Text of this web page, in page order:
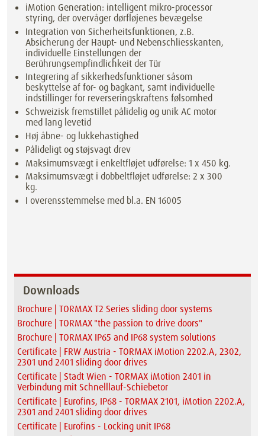
iMotion Generation: intelligent mikro-processor
styring, der overvåger dørfløjenes bevægelse
Integration von Sicherheitsfunktionen, z.B.
Absicherung der Haupt- und Nebenschliesskanten,
individuelle Einstellungen der
Berührungsempfindlichkeit der Tür
Integrering af sikkerhedsfunktioner såsom
beskyttelse af for- og bagkant, samt individuelle
indstillinger for reverseringskraftens følsomhed
Schweizisk fremstillet pålidelig og unik AC motor
med lang levetid
Høj åbne- og lukkehastighed
Pålideligt og støjsvagt drev
Maksimumsvægt i enkeltfløjet udførelse: 1 x 450 kg.
Maksimumsvægt i dobbeltfløjet udførelse: 2 x 300
kg.
I overensstemmelse med bl.a. EN 16005
Downloads
Brochure | TORMAX T2 Series sliding door systems
Brochure | TORMAX "the passion to drive doors"
Brochure | TORMAX IP65 and IP68 system solutions
Certificate | FRW Austria - TORMAX iMotion 2202.A, 2302,
2301 und 2401 sliding door drives
Certificate | Stadt Wien - TORMAX iMotion 2401 in
Verbindung mit Schnelllauf-Schiebetor
Certificate | Eurofins, IP68 - TORMAX 2101, iMotion 2202.A,
2301 and 2401 sliding door drives
Certificate | Eurofins - Locking unit IP68